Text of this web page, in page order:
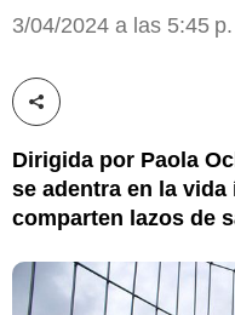
3/04/2024 a las 5:45
Compartir esta noticia
Dirigida por Paola
se adentra en la
comparten lazos de